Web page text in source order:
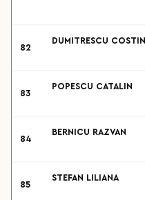
82
DUMITRESCU COSTIN
83
POPESCU CATALIN
84
BERNICU RAZVAN
85
STEFAN LILIANA